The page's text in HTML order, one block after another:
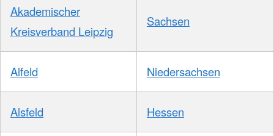
Akademischer
Kreisverband Leipzig
Sachsen
Alfeld Niedersachsen
Alsfeld Hessen